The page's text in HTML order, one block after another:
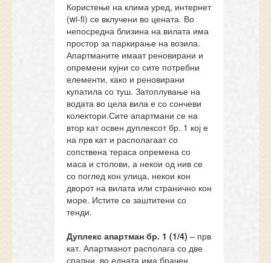
Користење на клима уред, интернет
(wi-fi) се вклучени во цената. Во
непосредна близина на вилата има
простор за паркирање на возила.
Апартманите имаат реновирани и
опремени кујни со сите потребни
елементи, како и реновирани
купатила со туш. Затоплување на
водата во цела вила е со сончеви
колектори.Сите апартмани се на
втор кат освен дуплексот бр. 1 кој е
на прв кат и располагаат со
сопствена тераса опремена со
маса и столови, а некои од нив се
со поглед кон улица, некои кон
дворот на вилата или странично кон
море. Истите се заштитени со
тенди.
Дуплекс апартман бр. 1 (1/4) – прв
кат. Апартманот располага со две
спални, во едната има брачен